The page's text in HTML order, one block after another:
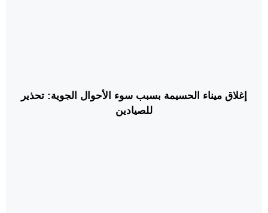
إغلاق ميناء الحسيمة بسبب سوء الأحوال الجوية: تحذير
للصيادين